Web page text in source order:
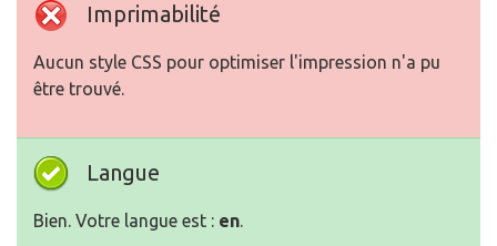
Imprimabilité
Aucun style CSS pour optimiser l'impression n'a pu
être trouvé.
Langue
Bien. Votre langue est : en.